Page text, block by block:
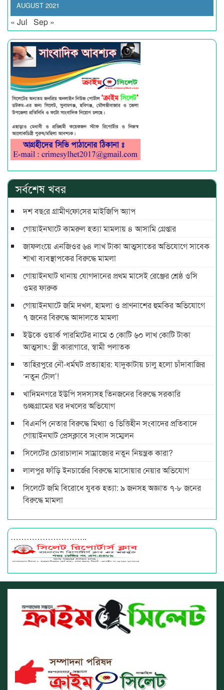
AUGUST 2021
« Jul Sep »
সর্বশেষ খবর
দশ বছ‌রে গ্রামীণ‌ফো‌সের মাইজিপি অ্যাপ
গোয়াইনঘাটে কামরুল হত্যা মামলায় ৪ আসামি গ্রেপ্তার
জাফলংয়ে এনজিওর ৬৪ লাখ টাকা আত্মসাতের অভিযোগে সাবেক
শাখা ব্যবস্থাপকের বিরুদ্ধে মামলা
গোয়াইনঘাট থানায় যোগদানের প্রথম মাসেই রেঞ্জের শ্রেষ্ঠ ওসি
ওমর ফারুক
গোয়াইনঘাটে জমি দখল, হামলা ও প্রাণনাশের হুমকির অভিযোগে
৭ জনের বিরুদ্ধে আদালতে মামলা
ইউকে ওয়ার্ক পারমিটের নামে ৩ কোটি ৬০ লাখ কোটি টাকা
আত্মসাৎ: স্ত্রী কারাগারে, স্বামী পলাতক
তাহিরপুরে নৌ-ধর্মঘট প্রত্যাহার: যাদুকাটায় চালু হলো চাঁদাবাজির
‘নতুন টোল’!
খাদিমনগরে ইউপি সদস্যসহ তিনজনের বিরুদ্ধে সরকারি
গুচ্ছগ্রামের ঘর দখলের অভিযোগ
বিএনপি নেতার বিরুদ্ধে মিথ্যা ও ভিত্তিহীন সংবাদের প্রতিবাদে
গোয়াইনঘাট প্রেসক্লাবে সংবাদ সম্মেলন
সিলেটের চোরাচালান সাম্রাজ্যের নতুন নিয়ন্ত্রক কারা?
লালপুর ফাঁড়ি ইনচার্জের বিরুদ্ধে মাসোয়ার নেয়ার অভিযোগ
সিলেটে জমি বিরোধে যুবক হত্যা: ৯ জনসহ অজ্ঞাত ৭-৮ জনের
বিরুদ্ধে মামলা
………………………..